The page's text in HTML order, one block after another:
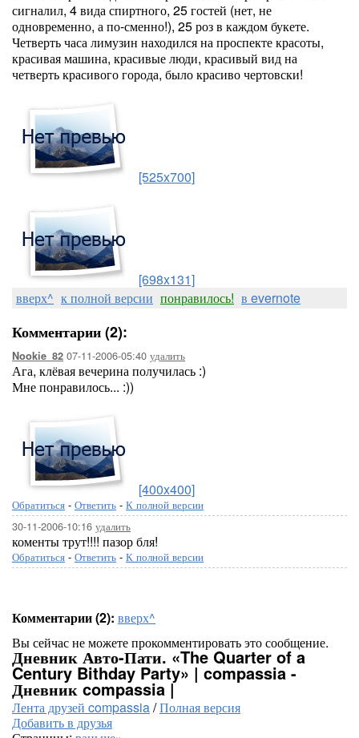
сигналил, 4 вида спиртного, 25 гостей (нет, не
одновременно, а по-сменно!), 25 роз в каждом букете.
Четверть часа лимузин находился на проспекте красоты,
красивая машина, красивые люди, красивый вид на
четверть красивого города, было красиво чертовски!
[525x700]
[698x131]
вверх^ к полной версии понравилось! в evernote
Комментарии (2):
Nookie_82 07-11-2006-05:40 удалить
Ага, клёвая вечерина получилась :)
Мне понравилось... :))
[400x400]
Обратиться - Ответить - К полной версии
30-11-2006-10:16 удалить
коменты трут!!!! пазор бля!
Обратиться - Ответить - К полной версии
Комментарии (2): вверх^
Вы сейчас не можете прокомментировать это сообщение.
Дневник Авто-Пати. «The Quarter of a
Century Bithday Party» | compassia -
Дневник compassia |
Лента друзей compassia/Полная версия
Добавить в друзья